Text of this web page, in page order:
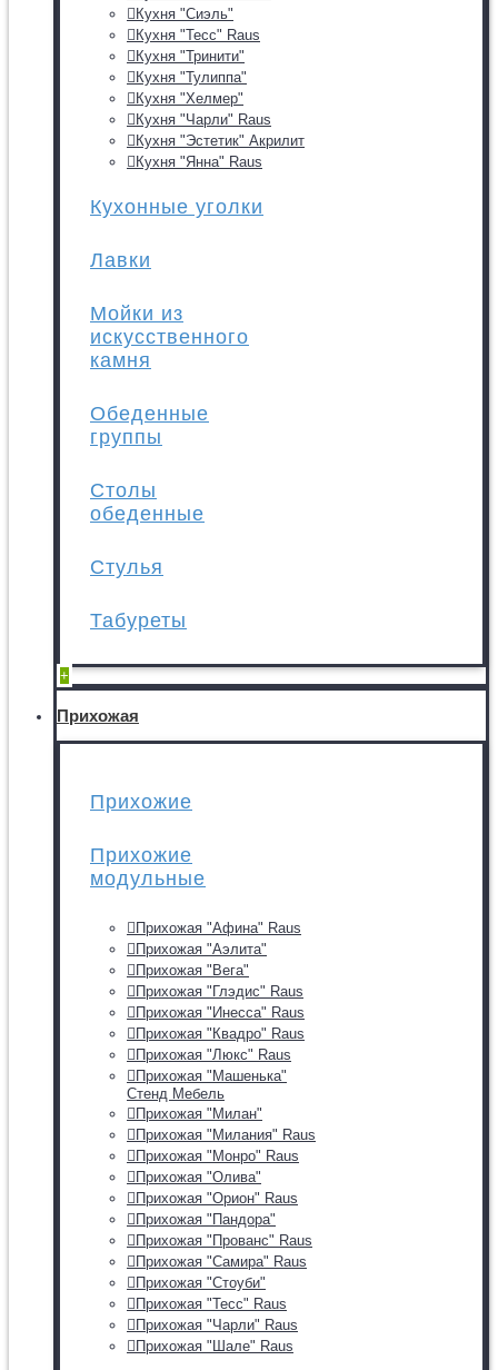
Кухня "Сиэль"
Кухня "Тесс" Raus
Кухня "Тринити"
Кухня "Тулиппа"
Кухня "Хелмер"
Кухня "Чарли" Raus
Кухня "Эстетик" Акрилит
Кухня "Янна" Raus
Кухонные уголки
Лавки
Мойки из
искусственного
камня
Обеденные
группы
Столы
обеденные
Стулья
Табуреты
+
Прихожая
Прихожие
Прихожие
модульные
Прихожая "Афина" Raus
Прихожая "Аэлита"
Прихожая "Вега"
Прихожая "Глэдис" Raus
Прихожая "Инесса" Raus
Прихожая "Квадро" Raus
Прихожая "Люкс" Raus
Прихожая "Машенька"
Стенд Мебель
Прихожая "Милан"
Прихожая "Милания" Raus
Прихожая "Монро" Raus
Прихожая "Олива"
Прихожая "Орион" Raus
Прихожая "Пандора"
Прихожая "Прованс" Raus
Прихожая "Самира" Raus
Прихожая "Стоуби"
Прихожая "Тесс" Raus
Прихожая "Чарли" Raus
Прихожая "Шале" Raus